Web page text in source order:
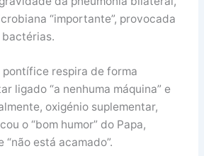
“importante”, provocada
bactérias.
pontífice respira de forma
ligado “a nenhuma máquina” e
oxigénio suplementar,
o “bom humor” do Papa,
está acamado”.